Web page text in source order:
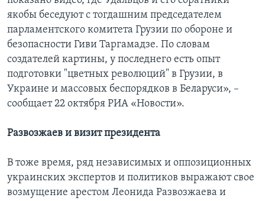
якобы беседуют с тогдашним председателем
парламентского комитета Грузии по обороне и
безопасности Гиви Таргамадзе. По словам
создателей картины, у последнего есть опыт
подготовки "цветных революций" в Грузии, в
Украине и массовых беспорядков в Беларуси», –
сообщает 22 октября РИА «Новости».
Развозжаев и визит президента
В тоже время, ряд независимых и оппозиционных
украинских экспертов и политиков выражают свое
возмущение арестом Леонида Развозжаева и